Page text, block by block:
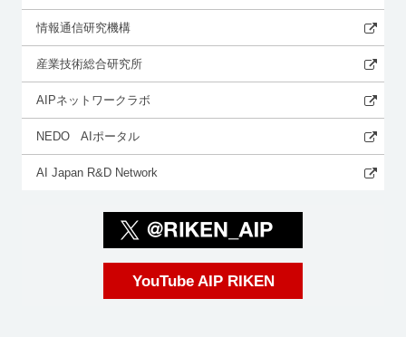
情報通信研究機構
産業技術総合研究所
AIPネットワークラボ
NEDO AIポータル
AI Japan R&D Network
YouTube AIP RIKEN